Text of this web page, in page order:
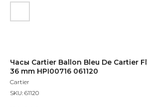
Часы Cartier Ballon Bleu De Cartier
36 mm HPI00716 061120
Cartier
SKU: 61120